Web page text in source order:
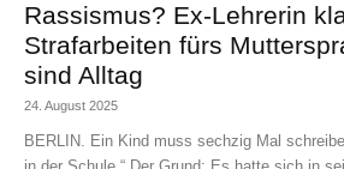
Rassismus? Ex-Lehrerin
Strafarbeiten fürs
sind Alltag
24. August 2025
BERLIN. Ein Kind muss sechzig Mal